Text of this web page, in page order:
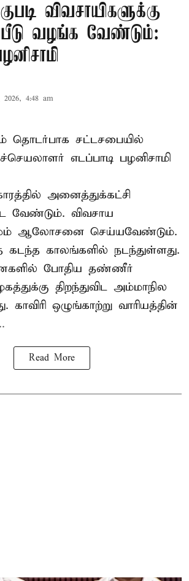
விவசாயிகளுக்கு
வழங்க வேண்டும்:
4:48 am
தொடர்பாக சட்டசபையில்
எடப்பாடி பழனிசாமி
அனைத்துக்கட்சி
வேண்டும். விவசாய
ஆலோசனை செய்யவேண்டும்.
கடந்த காலங்களில் நடந்துள்ளது.
போதிய தண்ணீர்
திறந்துவிட அம்மாநில
காவிரி ஒழுங்காற்று வாரியத்தின்
Read More